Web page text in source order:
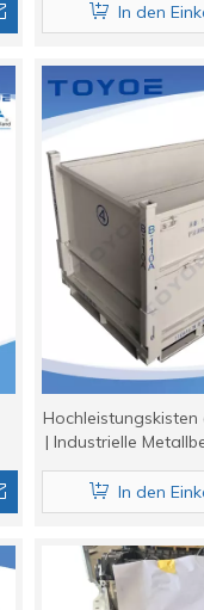
In den
| Industrielle
und
In den